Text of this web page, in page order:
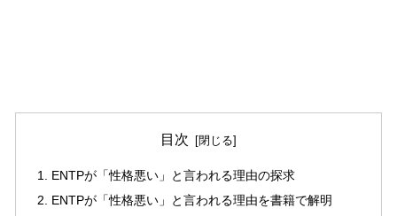
目次
ENTPが「性格悪い」と言われる理由の探求
ENTPが「性格悪い」と言われる理由を書籍で解明